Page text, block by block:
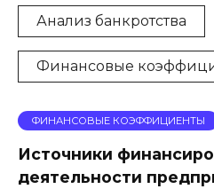
Анализ банкротства
Финансовые
ФИНАНСОВЫЕ КОЭФФИЦИЕНТЫ
Источники
деятельности